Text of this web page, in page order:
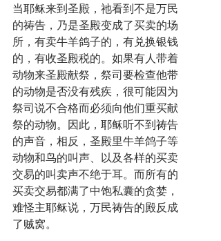
当耶稣来到圣殿，祂看到不是万民
的祷告，乃是圣殿变成了买卖的场
所，有卖牛羊鸽子的，有兑换银钱
的，有收圣殿税的。如果有人带着
动物来圣殿献祭，祭司要检查他带
的动物是否没有残疾，很可能因为
祭司说不合格而必须向他们重买献
祭的动物。因此，耶稣听不到祷告
的声音，相反，圣殿里牛羊鸽子等
动物和鸟的叫声、以及各样的买卖
交易的叫卖声不绝于耳。而所有的
买卖交易都满了中饱私囊的贪婪，
难怪主耶稣说，万民祷告的殿反成
了贼窝。